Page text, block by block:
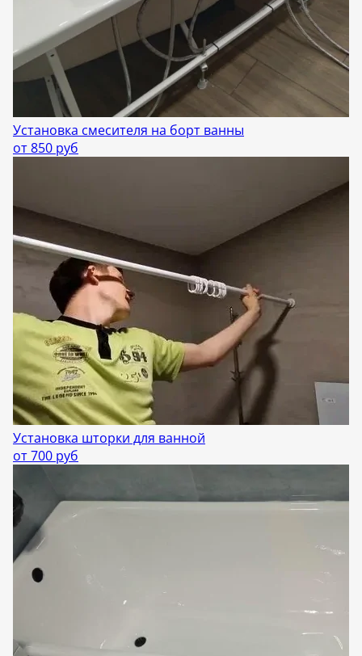
Установка смесителя на борт ванны
от 850 руб
Установка шторки для ванной
от 700 руб